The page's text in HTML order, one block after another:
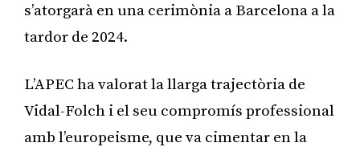
s’atorgarà en una cerimònia a Barcelona a la
tardor de 2024.
L’APEC ha valorat la llarga trajectòria de
Vidal-Folch i el seu compromís professional
amb l’europeisme, que va cimentar en la